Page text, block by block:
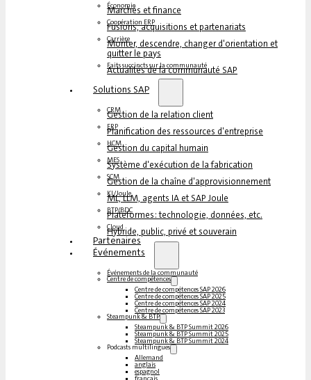
Économie
Marchés et finance
Coopération ERP
Fusions, acquisitions et partenariats
Carrière
Monter, descendre, changer d'orientation et
quitter le pays
Faits succincts sur la communauté
Actualités de la communauté SAP
Solutions SAP
CRM
Gestion de la relation client
ERP
Planification des ressources d'entreprise
HCM
Gestion du capital humain
MES
Système d'exécution de la fabrication
SCM
Gestion de la chaîne d'approvisionnement
KI/Joule
ML, LLM, agents IA et SAP Joule
BTP/BDC
Plateformes : technologie, données, etc.
Cloud
Hybride, public, privé et souverain
Partenaires
Événements
Événements de la communauté
Centre de compétences
Centre de compétences SAP 2026
Centre de compétences SAP 2025
Centre de compétences SAP 2024
Centre de compétences SAP 2023
Steampunk & BTP
Steampunk & BTP Summit 2026
Steampunk & BTP Summit 2025
Steampunk & BTP Summit 2024
Podcasts multilingues
Allemand
anglais
espagnol